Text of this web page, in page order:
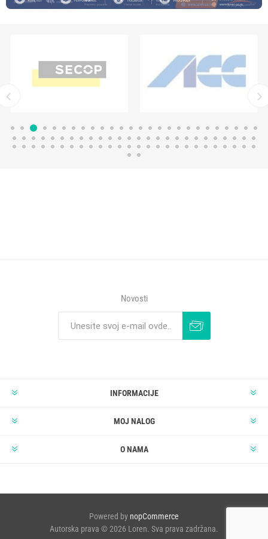
Novosti
INFORMACIJE
MOJ NALOG
O NAMA
Powered by nopCommerce
Autorska prava © 2026 Loren. Sva prava zadržana.